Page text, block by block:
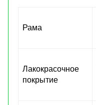
Рама
Лакокрасочное
покрытие